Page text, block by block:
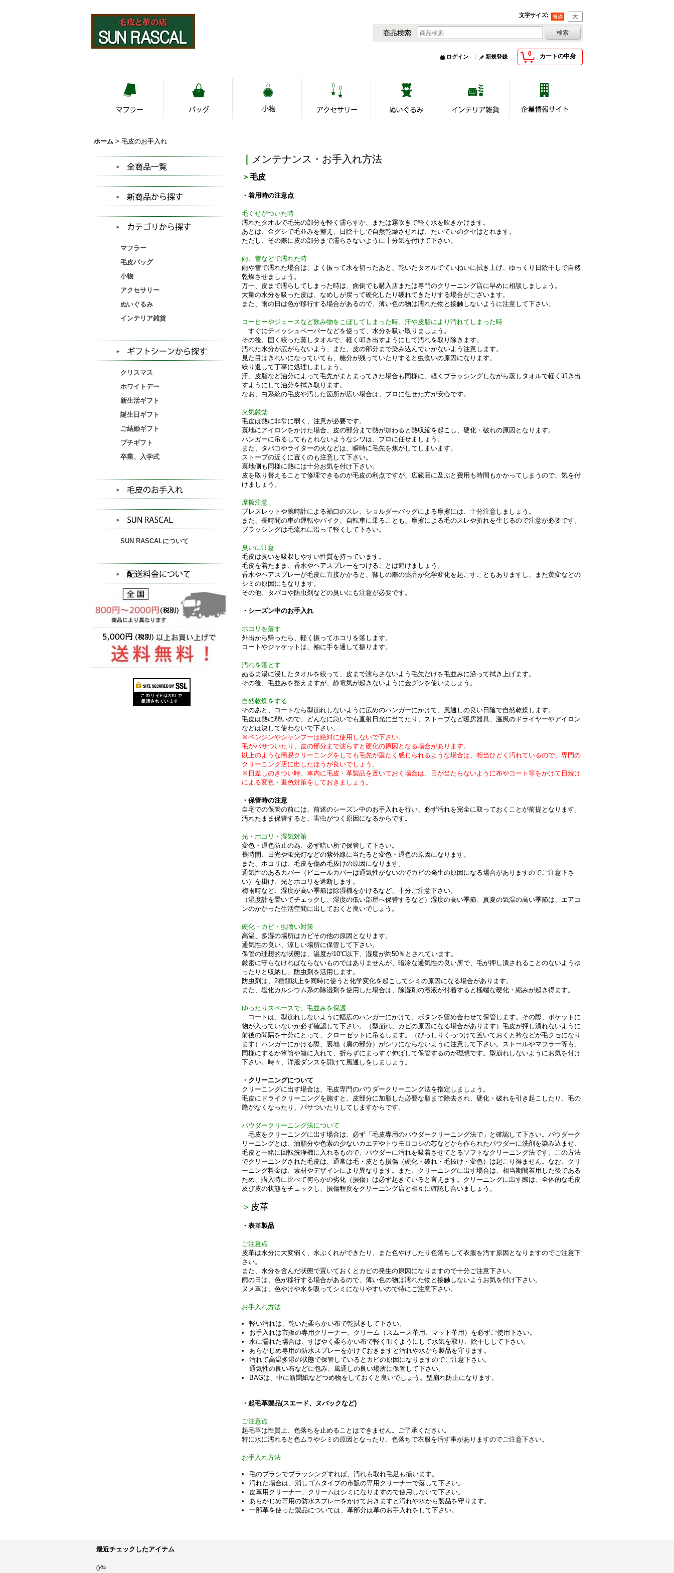
文字サイズ:
0 カートの中身
ログイン 新規登録
ホーム > 毛皮のお手入れ
カテゴリから探す
マフラー
毛皮バッグ
小物
アクセサリー
ぬいぐるみ
インテリア雑貨
ギフトシーンから探す
クリスマス
ホワイトデー
新生活ギフト
誕生日ギフト
ご結婚ギフト
プチギフト
卒業、入学式
SUN RASCAL
SUN RASCALについて
｜ メンテナンス・お手入れ方法
＞毛皮
・着用時の注意点
毛ぐせがついた時
濡れたタオルで毛先の部分を軽く濡らすか、または霧吹きで軽く水を吹きかけます。
あとは、金グシで毛並みを整え、日陰干しで自然乾燥させれば、たいていのクセはとれます。
ただし、その際に皮の部分まで濡らさないように十分気を付けて下さい。
雨、雪などで濡れた時
雨や雪で濡れた場合は、よく振って水を切ったあと、乾いたタオルでていねいに拭き上げ、ゆっくり日陰干しで自然
乾燥させましょう。
万一、皮まで濡らしてしまった時は、面倒でも購入店または専門のクリーニング店に早めに相談しましょう。
大量の水分を吸った皮は、なめしが戻って硬化したり破れてきたりする場合がございます。
また、雨の日は色が移行する場合があるので、薄い色の物は濡れた物と接触しないように注意して下さい。
コーヒーやジュースなど飲み物をこぼしてしまった時、汗や皮脂により汚れてしまった時
すぐにティッシュペーパーなどを使って、水分を吸い取りましょう。
その後、固く絞った蒸しタオルで、軽く叩き出すようにして汚れを取り除きます。
汚れた水分が広がらないよう、また、皮の部分まで染み込んでいかないよう注意します。
見た目はきれいになっていても、糖分が残っていたりすると虫食いの原因になります。
繰り返して丁寧に処理しましょう。
汗、皮脂など油分によって毛先がまとまってきた場合も同様に、軽くブラッシングしながら蒸しタオルで軽く叩き出
すようにして油分を拭き取ります。
なお、白系統の毛皮や汚した箇所が広い場合は、プロに任せた方が安心です。
火気厳禁
毛皮は熱に非常に弱く、注意が必要です。
裏地にアイロンをかけた場合、皮の部分まで熱が加わると熱収縮を起こし、硬化・破れの原因となります。
ハンガーに吊るしてもとれないようなシワは、プロに任せましょう。
また、タバコやライターの火などは、瞬時に毛先を焦がしてしまいます。
ストーブの近くに置くのも注意して下さい。
裏地側も同様に熱には十分お気を付け下さい。
皮を取り替えることで修理できるのが毛皮の利点ですが、広範囲に及ぶと費用も時間もかかってしまうので、気を付
けましょう。
摩擦注意
ブレスレットや腕時計による袖口のスレ、ショルダーバッグによる摩擦には、十分注意しましょう。
また、長時間の車の運転やバイク、自転車に乗ることも、摩擦による毛のスレや折れを生じるので注意が必要です。
ブラッシングは毛流れに沿って軽くして下さい。
臭いに注意
毛皮は臭いを吸収しやすい性質を持っています。
毛皮を着たまま、香水やヘアスプレーをつけることは避けましょう。
香水やヘアスプレーが毛皮に直接かかると、鞣しの際の薬品が化学変化を起こすこともありますし、また黄変などの
シミの原因にもなります。
その他、タバコや防虫剤などの臭いにも注意が必要です。
・シーズン中のお手入れ
ホコリを落す
外出から帰ったら、軽く振ってホコリを落します。
コートやジャケットは、袖に手を通して振ります。
汚れを落とす
ぬるま湯に浸したタオルを絞って、皮まで濡らさないよう毛先だけを毛並みに沿って拭き上げます。
その後、毛並みを整えますが、静電気が起きないように金グシを使いましょう。
自然乾燥をする
そのあと、コートなら型崩れしないように広めのハンガーにかけて、風通しの良い日陰で自然乾燥します。
毛皮は熱に弱いので、どんなに急いでも直射日光に当てたり、ストーブなど暖房器具、温風のドライヤーやアイロン
などは決して使わないで下さい。
※ベンジンやシャンプーは絶対に使用しないで下さい。
毛がパサついたり、皮の部分まで濡らすと硬化の原因となる場合があります。
以上のような簡易クリーニングをしても毛先が重たく感じられるような場合は、相当ひどく汚れているので、専門の
クリーニング店に出したほうが良いでしょう。
※日差しのきつい時、車内に毛皮・革製品を置いておく場合は、日が当たらないように布やコート等をかけて日焼け
による変色・退色対策をしておきましょう。
・保管時の注意
自宅での保管の前には、前述のシーズン中のお手入れを行い、必ず汚れを完全に取っておくことが前提となります。
汚れたまま保管すると、害虫がつく原因になるからです。
光・ホコリ・湿気対策
変色・退色防止の為、必ず暗い所で保管して下さい。
長時間、日光や蛍光灯などの紫外線に当たると変色・退色の原因になります。
また、ホコリは、毛皮を傷め毛抜けの原因になります。
通気性のあるカバー（ビニールカバーは通気性がないのでカビの発生の原因になる場合がありますのでご注意下さ
い）を掛け、光とホコリを遮断します。
梅雨時など、湿度が高い季節は除湿機をかけるなど、十分ご注意下さい。
（湿度計を置いてチェックし、湿度の低い部屋へ保管するなど）湿度の高い季節、真夏の気温の高い季節は、エアコ
ンのかかった生活空間に出しておくと良いでしょう。
硬化・カビ・虫喰い対策
高温、多湿の場所はカビその他の原因となります。
通気性の良い、涼しい場所に保管して下さい。
保管の理想的な状態は、温度が10℃以下、湿度が約50％とされています。
厳密に守らなければならないものではありませんが、暗冷な通気性の良い所で、毛が押し潰されることのないようゆ
ったりと収納し、防虫剤を活用します。
防虫剤は、2種類以上を同時に使うと化学変化を起こしてシミの原因になる場合があります。
また、塩化カルシウム系の除湿剤を使用した場合は、除湿剤の溶液が付着すると極端な硬化・縮みが起き得ます。
ゆったりスペースで、毛並みを保護
コートは、型崩れしないように幅広のハンガーにかけて、ボタンを留め合わせて保管します。その際、ポケットに
物が入っていないか必ず確認して下さい。（型崩れ、カビの原因になる場合があります）毛皮が押し潰れないように
前後の間隔を十分にとって、クローゼットに吊るします。（びっしりくっつけて置いておくと衿などが毛クセになり
ます）ハンガーにかける際、裏地（肩の部分）がシワにならないように注意して下さい。ストールやマフラー等も、
同様にするか箪笥や箱に入れて、折らずにまっすぐ伸ばして保管するのが理想です。型崩れしないようにお気を付け
下さい。時々、洋服ダンスを開けて風通しをしましょう。
・クリーニングについて
クリーニングに出す場合は、毛皮専門のパウダークリーニング法を指定しましょう。
毛皮にドライクリーニングを施すと、皮部分に加脂した必要な脂まで除去され、硬化・破れを引き起こしたり、毛の
艶がなくなったり、パサついたりしてしますからです。
パウダークリーニング法について
毛皮をクリーニングに出す場合は、必ず「毛皮専用のパウダークリーニング法で」と確認して下さい。パウダーク
リーニングとは、油脂分や色素の少ないカエデやトウモロコシの芯などから作られたパウダーに洗剤を染み込ませ、
毛皮と一緒に回転洗浄機に入れるもので、パウダーに汚れを吸着させてとるソフトなクリーニング法です。この方法
でクリーニングされた毛皮は、通常は毛・皮とも損傷（硬化・破れ・毛抜け・変色）は起こり得ません。なお、クリ
ーニング料金は、素材やデザインにより異なります。また、クリーニングに出す場合は、相当期間着用した後である
ため、購入時に比べて何らかの劣化（損傷）は必ず起きていると言えます。クリーニングに出す際は、全体的な毛皮
及び皮の状態をチェックし、損傷程度をクリーニング店と相互に確認し合いましょう。
＞ 皮革
・表革製品
ご注意点
皮革は水分に大変弱く、水ぶくれができたり、また色やけしたり色落ちして衣服を汚す原因となりますのでご注意下
さい。
また、水分を含んだ状態で置いておくとカビの発生の原因になりますので十分ご注意下さい。
雨の日は、色が移行する場合があるので、薄い色の物は濡れた物と接触しないようお気を付け下さい。
ヌメ革は、色やけや水を吸ってシミになりやすいので特にご注意下さい。
お手入れ方法
軽い汚れは、乾いた柔らかい布で乾拭きして下さい。
お手入れは市販の専用クリーナー、クリーム（スムース革用、マット革用）を必ずご使用下さい。
水に濡れた場合は、すばやく柔らかい布で軽く叩くようにして水気を取り、陰干しして下さい。
あらかじめ専用の防水スプレーをかけておきますと汚れや水から製品を守ります。
汚れて高温多湿の状態で保管しているとカビの原因になりますのでご注意下さい。
通気性の良い布などに包み、風通しの良い場所に保管して下さい。
BAGは、中に新聞紙などつめ物をしておくと良いでしょう。型崩れ防止になります。
・起毛革製品(スエード、ヌバックなど)
ご注意点
起毛革は性質上、色落ちを止めることはできません。ご了承ください。
特に水に濡れると色ムラやシミの原因となったり、色落ちで衣服を汚す事がありますのでご注意下さい。
お手入れ方法
毛のブラシでブラッシングすれば、汚れも取れ毛足も揃います。
汚れた場合は、消しゴムタイプの市販の専用クリーナーで落して下さい。
皮革用クリーナー、クリームはシミになりますので使用しないで下さい。
あらかじめ専用の防水スプレーをかけておきますと汚れや水から製品を守ります。
一部革を使った製品については、革部分は革のお手入れをして下さい。
最近チェックしたアイテム
0件